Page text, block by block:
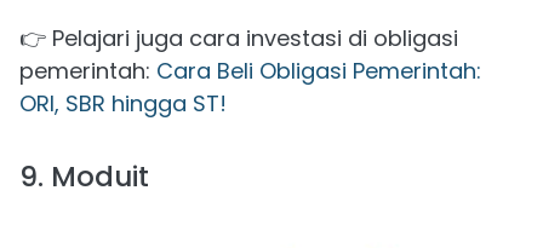
👉 Pelajari juga cara investasi di obligasi
pemerintah: Cara Beli Obligasi Pemerintah:
ORI, SBR hingga ST!
9. Moduit